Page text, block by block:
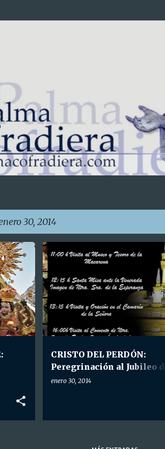
30, 2014
CRISTO DEL PERDÓN:
Peregrinación al Jubileo de
la Macarena.
enero 30, 2014
HDAD. STMO. CRISTO DEL PERDÓN